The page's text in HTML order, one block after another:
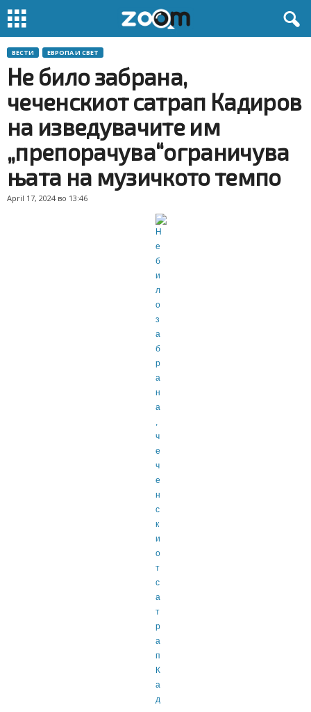
ВЕСТИ ЕВРОПА И СВЕТ
Не било забрана,
чеченскиот сатрап Кадиров
на изведувачите им
„препорачува“ограничува
њата на музичкото темпо
April 17, 2024 во 13:46